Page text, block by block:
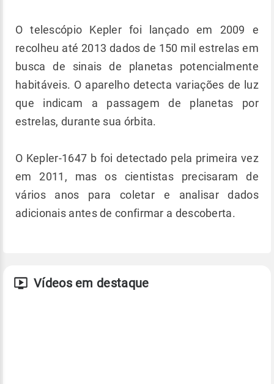
O telescópio Kepler foi lançado em 2009 e
recolheu até 2013 dados de 150 mil estrelas em
busca de sinais de planetas potencialmente
habitáveis. O aparelho detecta variações de luz
que indicam a passagem de planetas por
estrelas, durante sua órbita.
O Kepler-1647 b foi detectado pela primeira vez
em 2011, mas os cientistas precisaram de
vários anos para coletar e analisar dados
adicionais antes de confirmar a descoberta.
Vídeos em destaque